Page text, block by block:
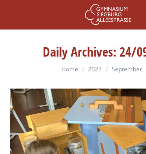
Daily Archives: 24/
You are here:
Home 2023 September